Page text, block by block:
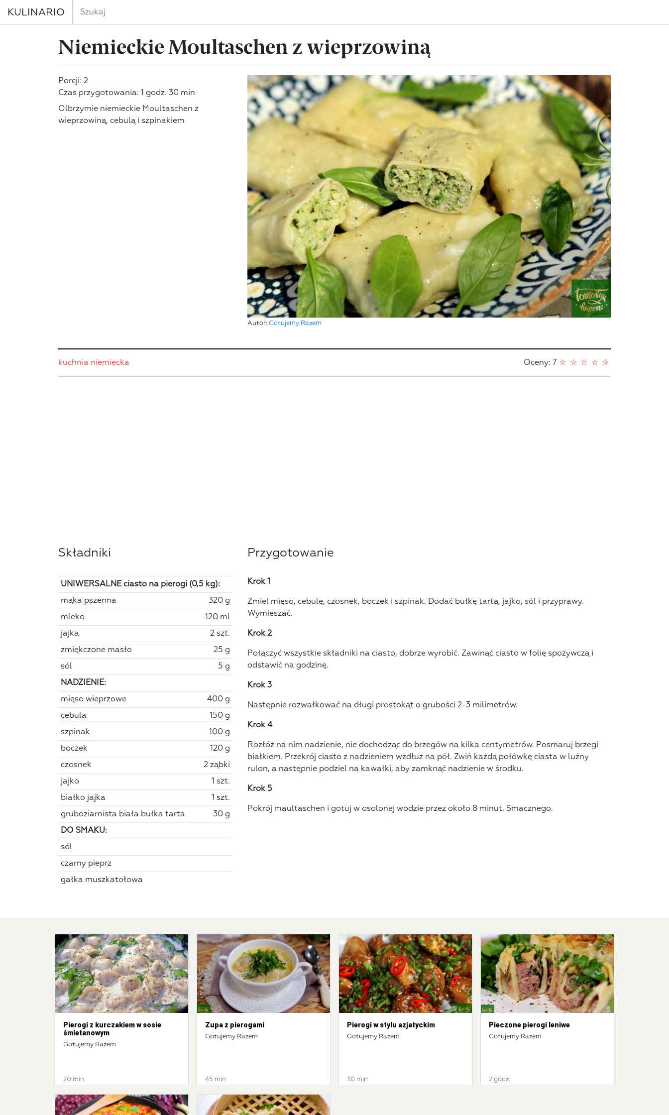
KULINARIO
Niemieckie Moultaschen z wieprzowiną
Autor: Gotujemy Razem
Porcji: 2
Czas przygotowania: 1 godz. 30 min
Olbrzymie niemieckie Moultaschen z
wieprzowiną, cebulą i szpinakiem
kuchnia niemiecka Oceny: 7 ☆
☆
☆
☆
☆
Składniki
UNIWERSALNE ciasto na pierogi (0,5 kg):
mąka pszenna 320 g
mleko 120 ml
jajka 2 szt.
zmiękczone masło 25 g
sól 5 g
NADZIENIE:
mięso wieprzowe 400 g
cebula 150 g
szpinak 100 g
boczek 120 g
czosnek 2 ząbki
jajko 1 szt.
białko jajka 1 szt.
gruboziarnista biała bułka tarta 30 g
DO SMAKU:
sól
czarny pieprz
gałka muszkatołowa
Przygotowanie
Krok 1
Zmiel mięso, cebulę, czosnek, boczek i szpinak. Dodać bułkę tartą, jajko, sól i przyprawy.
Wymieszać.
Krok 2
Połączyć wszystkie składniki na ciasto, dobrze wyrobić. Zawinąć ciasto w folię spożywczą i
odstawić na godzinę.
Krok 3
Następnie rozwałkować na długi prostokąt o grubości 2-3 milimetrów.
Krok 4
Rozłóż na nim nadzienie, nie dochodząc do brzegów na kilka centymetrów. Posmaruj brzegi
białkiem. Przekrój ciasto z nadzieniem wzdłuż na pół. Zwiń każdą połówkę ciasta w luźny
rulon, a następnie podziel na kawałki, aby zamknąć nadzienie w środku.
Krok 5
Pokrój maultaschen i gotuj w osolonej wodzie przez około 8 minut. Smacznego.
Pierogi z kurczakiem w sosie
śmietanowym
Gotujemy Razem
20 min
Zupa z pierogami
Gotujemy Razem
45 min
Pierogi w stylu azjatyckim
Gotujemy Razem
30 min
Pieczone pierogi leniwe
Gotujemy Razem
2 godz.